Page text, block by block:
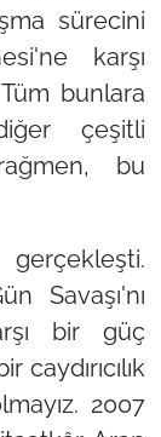
sürecini
karşı
Tüm bunlara
çeşitli
bu
Savaşı'nı
bir güç
2007